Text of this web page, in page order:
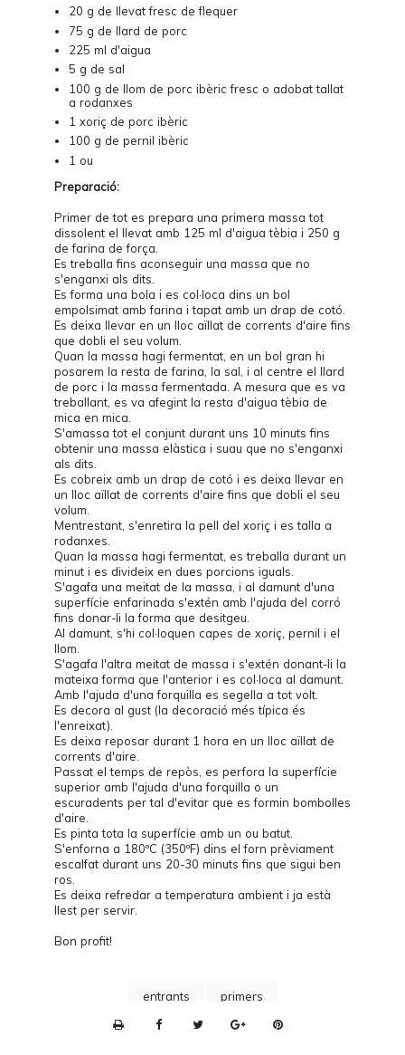
20 g de llevat fresc de flequer
75 g de llard de porc
225 ml d'aigua
5 g de sal
100 g de llom de porc ibèric fresc o adobat tallat
a rodanxes
1 xoriç de porc ibèric
100 g de pernil ibèric
1 ou
Preparació:
Primer de tot es prepara una primera massa tot
dissolent el llevat amb 125 ml d'aigua tèbia i 250 g
de farina de força.
Es treballa fins aconseguir una massa que no
s'enganxi als dits.
Es forma una bola i es col·loca dins un bol
empolsimat amb farina i tapat amb un drap de cotó.
Es deixa llevar en un lloc aïllat de corrents d'aire fins
que dobli el seu volum.
Quan la massa hagi fermentat, en un bol gran hi
posarem la resta de farina, la sal, i al centre el llard
de porc i la massa fermentada. A mesura que es va
treballant, es va afegint la resta d'aigua tèbia de
mica en mica.
S'amassa tot el conjunt durant uns 10 minuts fins
obtenir una massa elàstica i suau que no s'enganxi
als dits.
Es cobreix amb un drap de cotó i es deixa llevar en
un lloc aïllat de corrents d'aire fins que dobli el seu
volum.
Mentrestant, s'enretira la pell del xoriç i es talla a
rodanxes.
Quan la massa hagi fermentat, es treballa durant un
minut i es divideix en dues porcions iguals.
S'agafa una meitat de la massa, i al damunt d'una
superfície enfarinada s'extén amb l'ajuda del corró
fins donar-li la forma que desitgeu.
Al damunt, s'hi col·loquen capes de xoriç, pernil i el
llom.
S'agafa l'altra meitat de massa i s'extén donant-li la
mateixa forma que l'anterior i es col·loca al damunt.
Amb l'ajuda d'una forquilla es segella a tot volt.
Es decora al gust (la decoració més típica és
l'enreixat).
Es deixa reposar durant 1 hora en un lloc aïllat de
corrents d'aire.
Passat el temps de repòs, es perfora la superfície
superior amb l'ajuda d'una forquilla o un
escuradents per tal d'evitar que es formin bombolles
d'aire.
Es pinta tota la superfície amb un ou batut.
S'enforna a 180ºC (350ºF) dins el forn prèviament
escalfat durant uns 20-30 minuts fins que sigui ben
ros.
Es deixa refredar a temperatura ambient i ja està
llest per servir.
Bon profit!
entrants
primers